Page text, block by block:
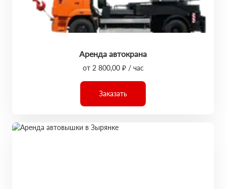
Аренда автокрана
от 2 800,00 ₽ / час
Заказать